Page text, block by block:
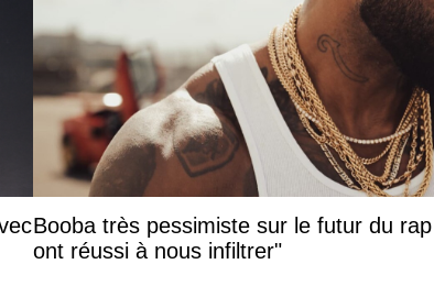
Booba très pessimiste sur le futur du
ont réussi à nous infiltrer"